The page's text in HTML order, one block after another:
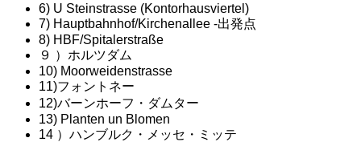
6) U Steinstrasse (Kontorhausviertel)
7) Hauptbahnhof/Kirchenallee -出発点
8) HBF/Spitalerstraße
９ ）ホルツダム
10) Moorweidenstrasse
11)フォントネー
12)バーンホーフ・ダムター
13) Planten un Blomen
14 ）ハンブルク・メッセ・ミッテ